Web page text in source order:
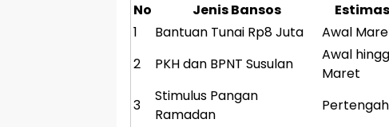
No Jenis Bansos
1
Bantuan Tunai Rp8 Juta Awal
2
PKH dan BPNT Susulan
Awal
Maret
3
Stimulus Pangan
Ramadan